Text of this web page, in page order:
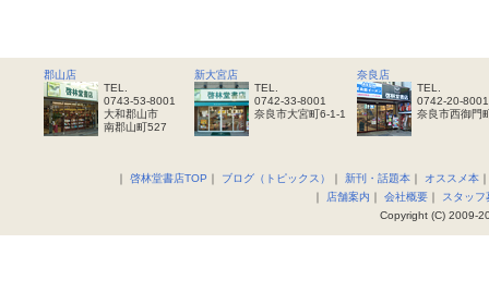
郡山店
TEL.
0743-53-8001
大和郡山市
南郡山町527
新大宮店
TEL.
0742-33-8001
奈良市大宮町6-1-1
奈良店
TEL.
0742-20-8001
奈良市西御門
｜ 啓林堂書店TOP ｜ ブログ（トピックス） ｜ 新刊・話題本 ｜ オススメ本
｜ 店舗案内 ｜ 会社概要 ｜ スタッフ
Copyright (C) 2009-